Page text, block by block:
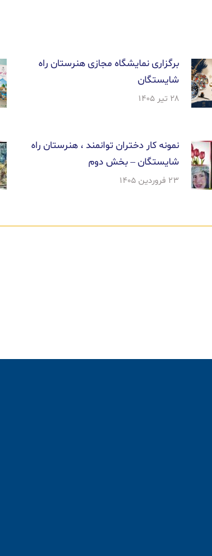
برگزاری نمایشگاه مجازی هنرستان راه
شایستگان
۲۸ تیر ۱۴۰۵
نمونه کار دختران توانمند ، هنرستان راه
شایستگان – بخش دوم
۲۳ فروردین ۱۴۰۵